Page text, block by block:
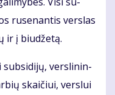
ru­se­nan­tis ver­slas
ir į biu­dže­tą.
sub­si­di­jų, ver­sli­nin­
skai­čiui, ver­slui